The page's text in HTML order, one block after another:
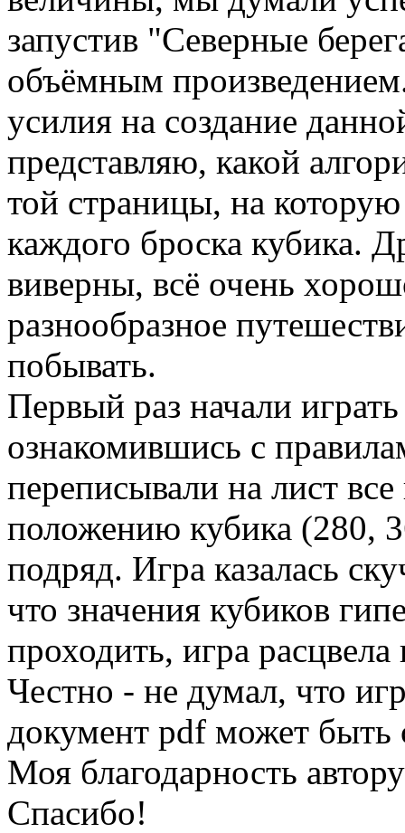
запустив "Северные
объёмным
усилия на создание
представляю, какой
той страницы, на которую
каждого броска кубика.
виверны, всё очень
разнообразное
побывать.
Первый раз начали
ознакомившись с
переписывали на лист
положению кубика (280,
подряд. Игра казалась
что значения кубиков
проходить, игра
Честно - не думал, что
документ pdf может быть
Моя благодарность
Спасибо!